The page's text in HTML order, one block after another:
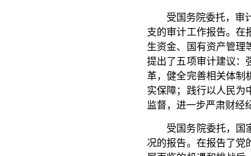
会议听取了全国人大常委会代表资
表的代表资格的报告。
会议还审议了有关任免案等。
全国人大常委会副委员长李鸿忠、
达峰、何维、武维华、彭清华、张庆伟
国务委员吴政隆，最高人民法院院
察委员会负责同志，全国人大各专门委
分副省级城市人大常委会主要负责同志